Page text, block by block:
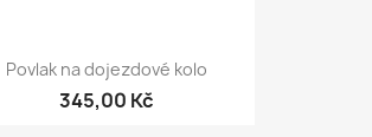
Povlak na dojezdové kolo
345,00 Kč